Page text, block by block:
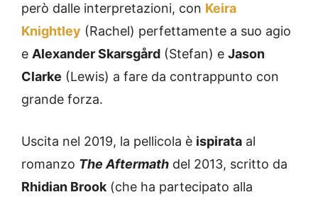
però dalle interpretazioni, con Keira
Knightley (Rachel) perfettamente a suo agio
e Alexander Skarsgård (Stefan) e Jason
Clarke (Lewis) a fare da contrappunto con
grande forza.
Uscita nel 2019, la pellicola è ispirata al
romanzo The Aftermath del 2013, scritto da
Rhidian Brook(che ha partecipato alla